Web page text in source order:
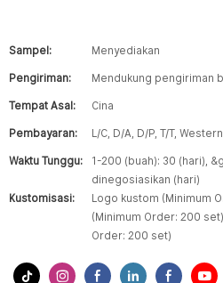
Sampel: Menyediakan
Pengiriman: Mendukung pengiriman
Tempat Asal: Cina
Pembayaran: L/C, D/A, D/P, T/T,
Waktu Tunggu:
1-200 (buah): 30 (hari),
dinegosiasikan (hari)
Kustomisasi:
Logo kustom (Minimum
(Minimum Order: 200
Order: 200 set)